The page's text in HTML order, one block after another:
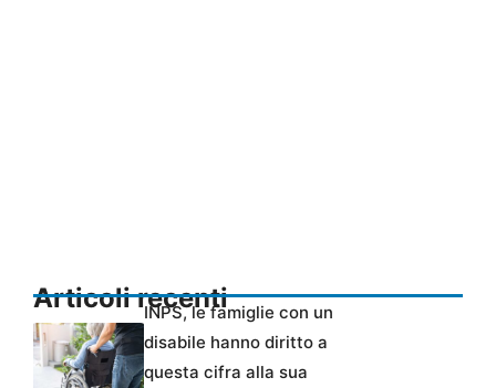
Articoli recentiINPS, le famiglie con un
disabile hanno diritto a
questa cifra alla sua